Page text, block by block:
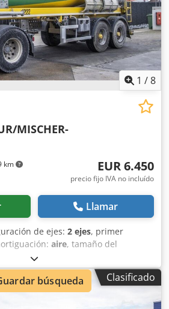
1 /8
km
MISCHER-
EUR 6.450
precio fijo IVA no incluído
Llamar
de ejes: 2 ejes, primer
aire, tamaño del
, distancia entre ejes:
, Material utilizable: Hormigón
425/65r22.5 Crjdpfxsuc Ebhj Aansf
Tracción: Ruedas Peso en vacío:
Clasificado
búsqueda